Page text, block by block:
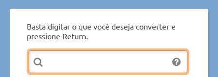
Basta digitar o que você deseja converter e
pressione Return.